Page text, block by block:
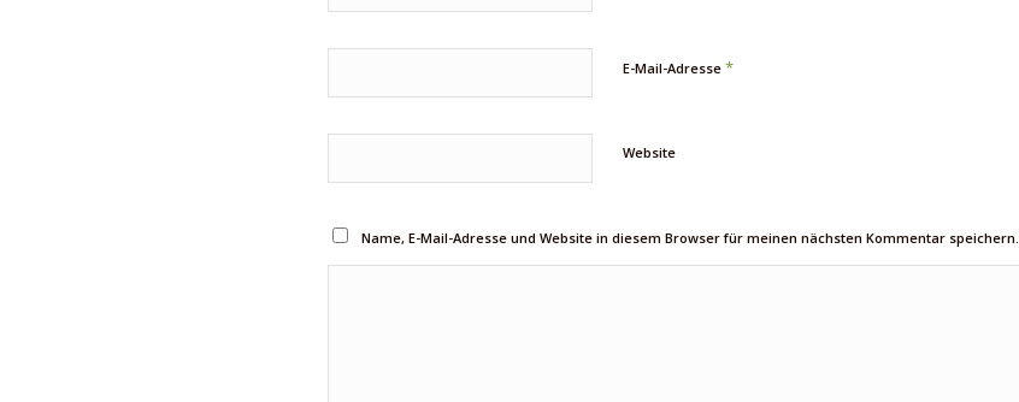
E-Mail-Adresse *
Website
Name, E-Mail-Adresse und Website in diesem Browser für meinen nächsten Kommentar speichern.